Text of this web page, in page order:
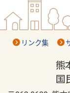
リンク集